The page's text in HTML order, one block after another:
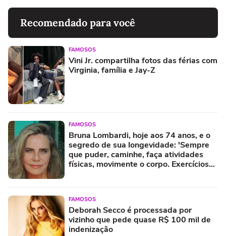
Recomendado para você
FAMOSOS
Vini Jr. compartilha fotos das férias com
Virginia, família e Jay-Z
FAMOSOS
Bruna Lombardi, hoje aos 74 anos, e o
segredo de sua longevidade: 'Sempre
que puder, caminhe, faça atividades
físicas, movimente o corpo. Exercícios
FAMOSOS
Deborah Secco é processada por
vizinho que pede quase R$ 100 mil de
indenização